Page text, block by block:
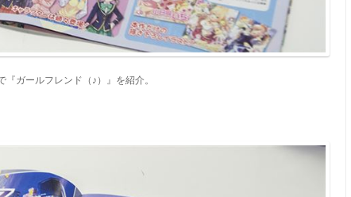
ガールフレンド（♪）』を紹介。